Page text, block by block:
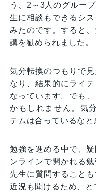
う、2～3人のグルー
生に相談もできるシ
みたのです。すると
講を勧められました。
気分転換のつもりで
なり、結果的にライ
なっています。でも
かもしれません。気
テムは合っているなと
勉強を進める中で、
ンラインで開かれる
先生に質問すること
近況も聞けるため、と